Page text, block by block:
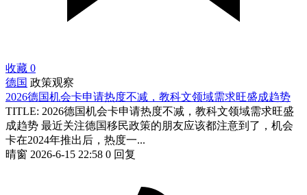
收藏 0
德国 政策观察
2026德国机会卡申请热度不减，教科文领域需求旺盛成趋势
TITLE: 2026德国机会卡申请热度不减，教科文领域需求旺盛
成趋势 最近关注德国移民政策的朋友应该都注意到了，机会
卡在2024年推出后，热度一...
晴窗 2026-6-15 22:58 0 回复